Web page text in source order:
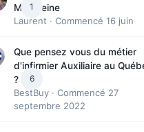
1
Madeleine
Laurent · Commencé 16 juin
6
Que pensez vous du métier
d'infirmier Auxiliaire au
?
BestBuy · Commencé 27
septembre 2022